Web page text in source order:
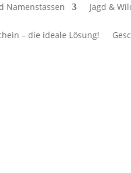
Namenstassen Jagd &
– die ideale Lösung!